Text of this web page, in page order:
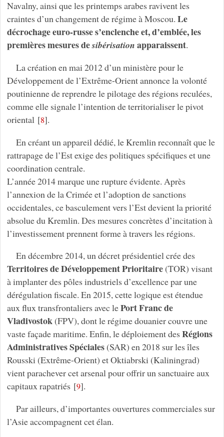
Navalny, ainsi que les printemps arabes ravivent les
craintes d’un changement de régime à Moscou. Le
décrochage euro-russe s’enclenche et, d’emblée, les
premières mesures desibérisation apparaissent.
La création en mai 2012 d’un ministère pour le
Développement de l’Extrême-Orient annonce la volonté
poutinienne de reprendre le pilotage des régions reculées,
comme elle signale l’intention de territorialiser le pivot
oriental[8].
En créant un appareil dédié, le Kremlin reconnaît que le
rattrapage de l’Est exige des politiques spécifiques et une
coordination centrale.
L’année 2014 marque une rupture évidente. Après
l’annexion de la Crimée et l’adoption de sanctions
occidentales, ce basculement vers l’Est devient la priorité
absolue du Kremlin. Des mesures concrètes d’incitation à
l’investissement prennent forme à travers les régions.
En décembre 2014, un décret présidentiel crée des
Territoires de Développement Prioritaire(TOR) visant
à implanter des pôles industriels d’excellence par une
dérégulation fiscale. En 2015, cette logique est étendue
aux flux transfrontaliers avec lePort Franc de
Vladivostok(FPV), dont le régime douanier couvre une
vaste façade maritime. Enfin, le déploiement des Régions
Administratives Spéciales(SAR) en 2018 sur les îles
Rousski (Extrême-Orient) et Oktiabrski (Kaliningrad)
vient parachever cet arsenal pour offrir un sanctuaire aux
capitaux rapatriés [9].
Par ailleurs, d’importantes ouvertures commerciales sur
l’Asie accompagnent cet élan.